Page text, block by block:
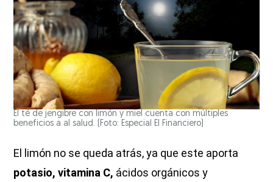
El té de jengibre con limón y miel cuenta con múltiples
beneficios a al salud. (Foto: Especial El Financiero)
El limón no se queda atrás, ya que este aporta
potasio, vitamina C, ácidos orgánicos y